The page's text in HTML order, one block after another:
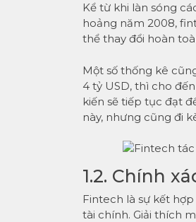
Kể từ khi làn sóng
hoảng năm 2008,
thể thay đổi hoàn
Một số thống kê
4 tỷ USD, thì cho
kiến sẽ tiếp tục đạt
này, nhưng cũng đi
1.2. Chính
Fintech là sự kết
tài chính. Giải thích